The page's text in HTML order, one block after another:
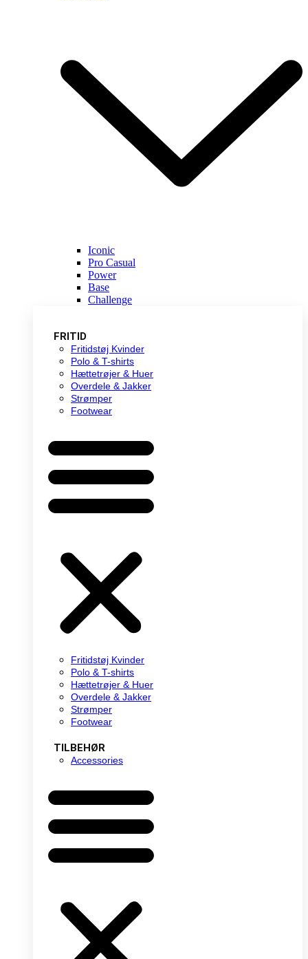
Iconic
Pro Casual
Power
Base
Challenge
FRITID
Fritidstøj Kvinder
Polo & T-shirts
Hættetrøjer & Huer
Overdele & Jakker
Strømper
Footwear
Fritidstøj Kvinder
Polo & T-shirts
Hættetrøjer & Huer
Overdele & Jakker
Strømper
Footwear
TILBEHØR
Accessories